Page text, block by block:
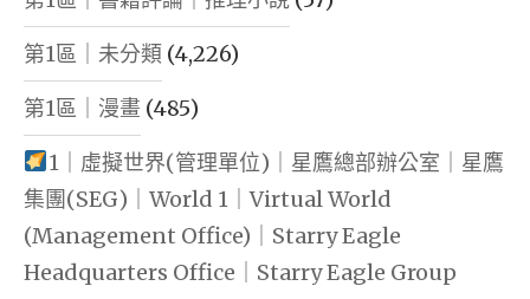
第1區｜未分類 (4,226)
第1區｜漫畫 (485)
1｜虛擬世界(管理單位)｜星鷹總部辦公室｜星鷹
集團(SEG)｜World 1｜Virtual World
(Management Office)｜Starry Eagle
Headquarters Office｜Starry Eagle Group